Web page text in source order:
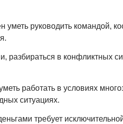
руководить командой,
разбираться в конфликтных
работать в условиях
ситуациях.
требует